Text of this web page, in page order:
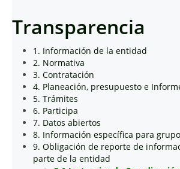
Transparencia
1. Información de la entidad
2. Normativa
3. Contratación
4. Planeación, presupuesto e
5. Trámites
6. Participa
7. Datos abiertos
8. Información específica para
9. Obligación de reporte de
parte de la entidad